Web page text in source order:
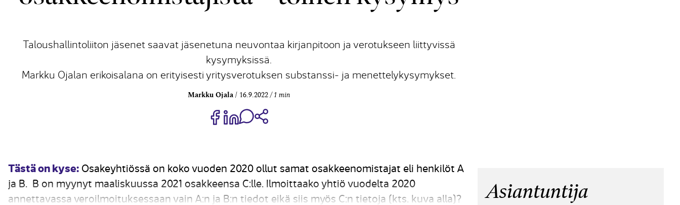
Taloushallintoliiton jäsenet saavat jäsenetuna neuvontaa kirjanpitoon ja verotukseen liittyvissä
kysymyksissä.
Markku Ojalan erikoisalana on erityisesti yritysverotuksen substanssi- ja menettelykysymykset.
Markku Ojala 16.9.2022 1 min
Jaa Share on Facebook
Jaa Share on LinkedIn
Jaa WhatsApp-viestinä
Tästä on kyse: Osakeyhtiössä on koko vuoden 2020 ollut samat osakkeenomistajat eli henkilöt A
ja B. B on myynyt maaliskuussa 2021 osakkeensa C:lle. Ilmoittaako yhtiö vuodelta 2020
annettavassa veroilmoituksessaan vain A:n ja B:n tiedot eikä siis myös C:n tietoja (kts. kuva alla)?
Asiantuntija